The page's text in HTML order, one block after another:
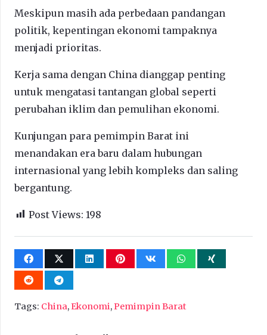
Meskipun masih ada perbedaan pandangan
politik, kepentingan ekonomi tampaknya
menjadi prioritas.
Kerja sama dengan China dianggap penting
untuk mengatasi tantangan global seperti
perubahan iklim dan pemulihan ekonomi.
Kunjungan para pemimpin Barat ini
menandakan era baru dalam hubungan
internasional yang lebih kompleks dan saling
bergantung.
Post Views: 198
Tags: China,Ekonomi,Pemimpin Barat